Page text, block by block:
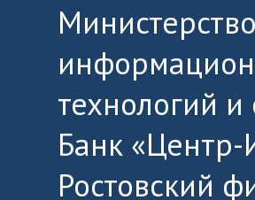
технологий и
Банк «Центр-
Ростовский